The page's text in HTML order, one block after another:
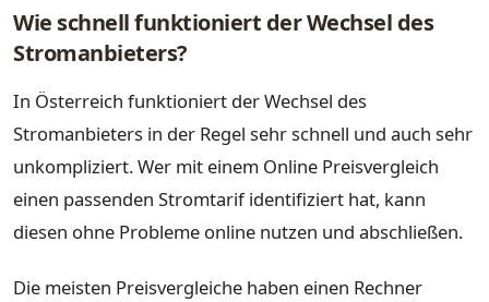
Wie schnell funktioniert der Wechsel des
Stromanbieters?
In Österreich funktioniert der Wechsel des
Stromanbieters in der Regel sehr schnell und auch sehr
unkompliziert. Wer mit einem Online Preisvergleich
einen passenden Stromtarif identifiziert hat, kann
diesen ohne Probleme online nutzen und abschließen.
Die meisten Preisvergleiche haben einen Rechner